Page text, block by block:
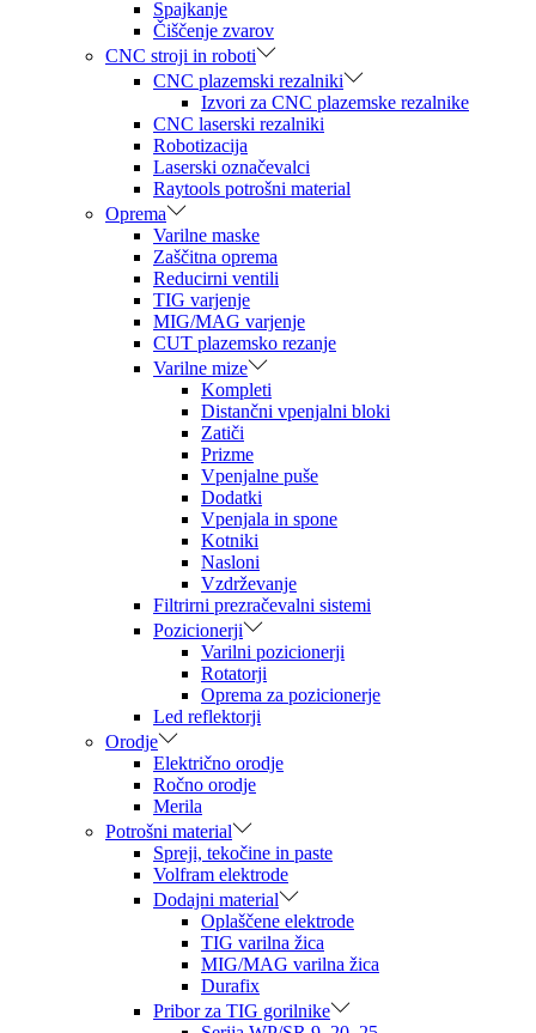
Spajkanje
Čiščenje zvarov
CNC stroji in roboti
CNC plazemski rezalniki
Izvori za CNC plazemske rezalnike
CNC laserski rezalniki
Robotizacija
Laserski označevalci
Raytools potrošni material
Oprema
Varilne maske
Zaščitna oprema
Reducirni ventili
TIG varjenje
MIG/MAG varjenje
CUT plazemsko rezanje
Varilne mize
Kompleti
Distančni vpenjalni bloki
Zatiči
Prizme
Vpenjalne puše
Dodatki
Vpenjala in spone
Kotniki
Nasloni
Vzdrževanje
Filtrirni prezračevalni sistemi
Pozicionerji
Varilni pozicionerji
Rotatorji
Oprema za pozicionerje
Led reflektorji
Orodje
Električno orodje
Ročno orodje
Merila
Potrošni material
Spreji, tekočine in paste
Volfram elektrode
Dodajni material
Oplaščene elektrode
TIG varilna žica
MIG/MAG varilna žica
Durafix
Pribor za TIG gorilnike